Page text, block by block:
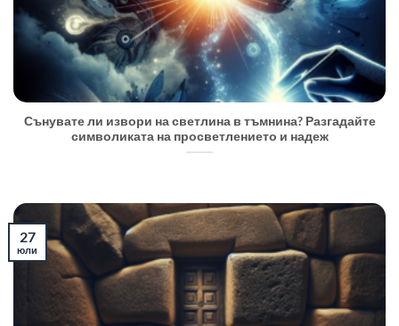
Сънувате ли извори на светлина в тъмнина? Разгадайте
символиката на просветлението и надеж
27
юли